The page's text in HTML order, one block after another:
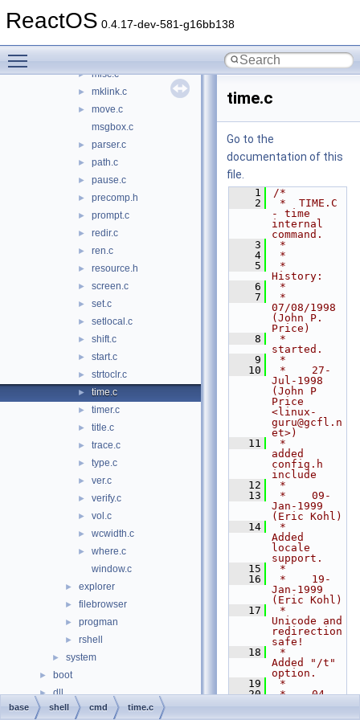
ReactOS 0.4.17-dev-581-g16bb138
► internal.c
► misc.c
► mklink.c
►
move.c
msgbox.c
► parser.c
► path.c
► pause.c
► precomp.h
► prompt.c
► redir.c
► ren.c
► resource.h
► screen.c
► set.c
► setlocal.c
► shift.c
► start.c
► strtoclr.c
► time.c
► timer.c
► title.c
► trace.c
► type.c
► ver.c
► verify.c
► vol.c
► wcwidth.c
►
where.c
window.c
► explorer
► filebrowser
► progman
► rshell
► system
► boot
► dll
► drivers
time.c
Go to the
documentation of this
file.
    1
/*
    2
*  TIME.C
- time
internal
command.
    3
*
    4
*
    5
*
History:
    6
*
    7
*
07/08/1998
(John P.
Price)
    8
*
started.
    9
*
   10
*    27-
Jul-1998
(John P
Price
<linux-
guru@gcfl.n
et>)
   11
*
added
config.h
include
   12
*
   13
*    09-
Jan-1999
(Eric Kohl)
   14
*
Added
locale
support.
   15
*
   16
*    19-
Jan-1999
(Eric Kohl)
   17
*
Unicode and
redirection
safe!
   18
*
Added "/t"
option.
   19
*
   20
*    04-
base shell cmd time.c